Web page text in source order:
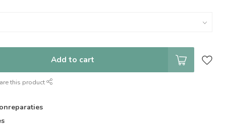
Add to cart
this product